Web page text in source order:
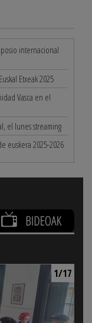
internacional
Etxeak 2025
Vasca en el
el lunes streaming
euskera 2025-2026
1/17